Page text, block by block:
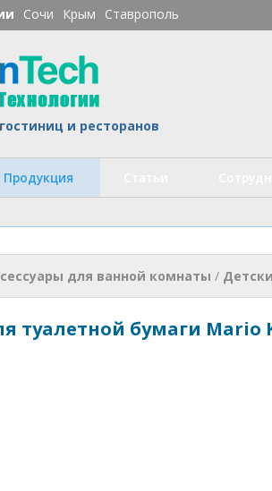
Сочи Крым Ставрополь
и ресторанов
Продукция
для ванной комнаты /
туалетной бумаги Mario